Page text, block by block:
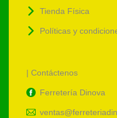
Tienda Física
Políticas y
| Contáctenos
Ferretería Dinova